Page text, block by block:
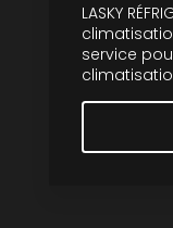
LASKY
service